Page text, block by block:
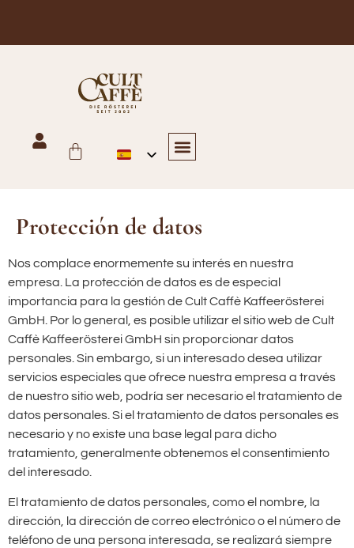
Envío gratuito en Austria para pedidos superiores a 125 €
Protección de datos
Nos complace enormemente su interés en nuestra
empresa. La protección de datos es de especial
importancia para la gestión de Cult Caffè Kaffeerösterei
GmbH. Por lo general, es posible utilizar el sitio web de Cult
Caffè Kaffeerösterei GmbH sin proporcionar datos
personales. Sin embargo, si un interesado desea utilizar
servicios especiales que ofrece nuestra empresa a través
de nuestro sitio web, podría ser necesario el tratamiento de
datos personales. Si el tratamiento de datos personales es
necesario y no existe una base legal para dicho
tratamiento, generalmente obtenemos el consentimiento
del interesado.
El tratamiento de datos personales, como el nombre, la
dirección, la dirección de correo electrónico o el número de
teléfono de una persona interesada, se realizará siempre